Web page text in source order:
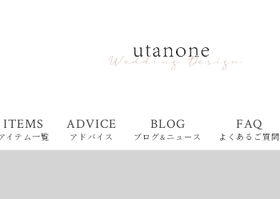
ITEMS
イテム一覧
ADVICE
アドバイス
BLOG
ブログ&ニュース
FAQ
よくあるご質問